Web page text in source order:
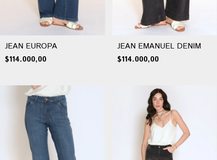
JEAN EUROPA
$114.000,00
JEAN EMANUEL DENIM
$114.000,00